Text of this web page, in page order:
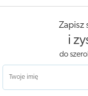
Zapisz
i
do